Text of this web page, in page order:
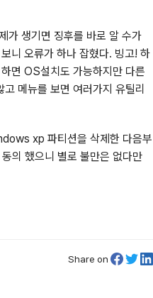
가 생기면 징후를 바로 알 수가
니 오류가 하나 잡혔다. 빙고! 하
면 OS설치도 가능하지만 다른
메뉴를 보면 여러가지 유틸리
xp 파티션을 삭제한 다음부
의 했으니 별로 불만은 없다만
Share on